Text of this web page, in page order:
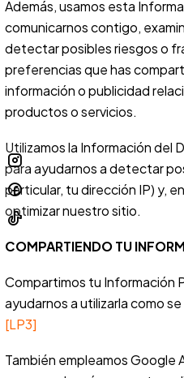
Además, usamos esta
comunicarnos contigo,
detectar posibles riesgos o
preferencias que has
información o publicidad
productos o servicios.
Utilizamos la Información del
para ayudarnos a detectar
particular, tu dirección IP) y,
optimizar nuestro sitio.
COMPARTIENDO TU
Compartimos tu Información
ayudarnos a utilizarla como
[LP3]
También empleamos Google